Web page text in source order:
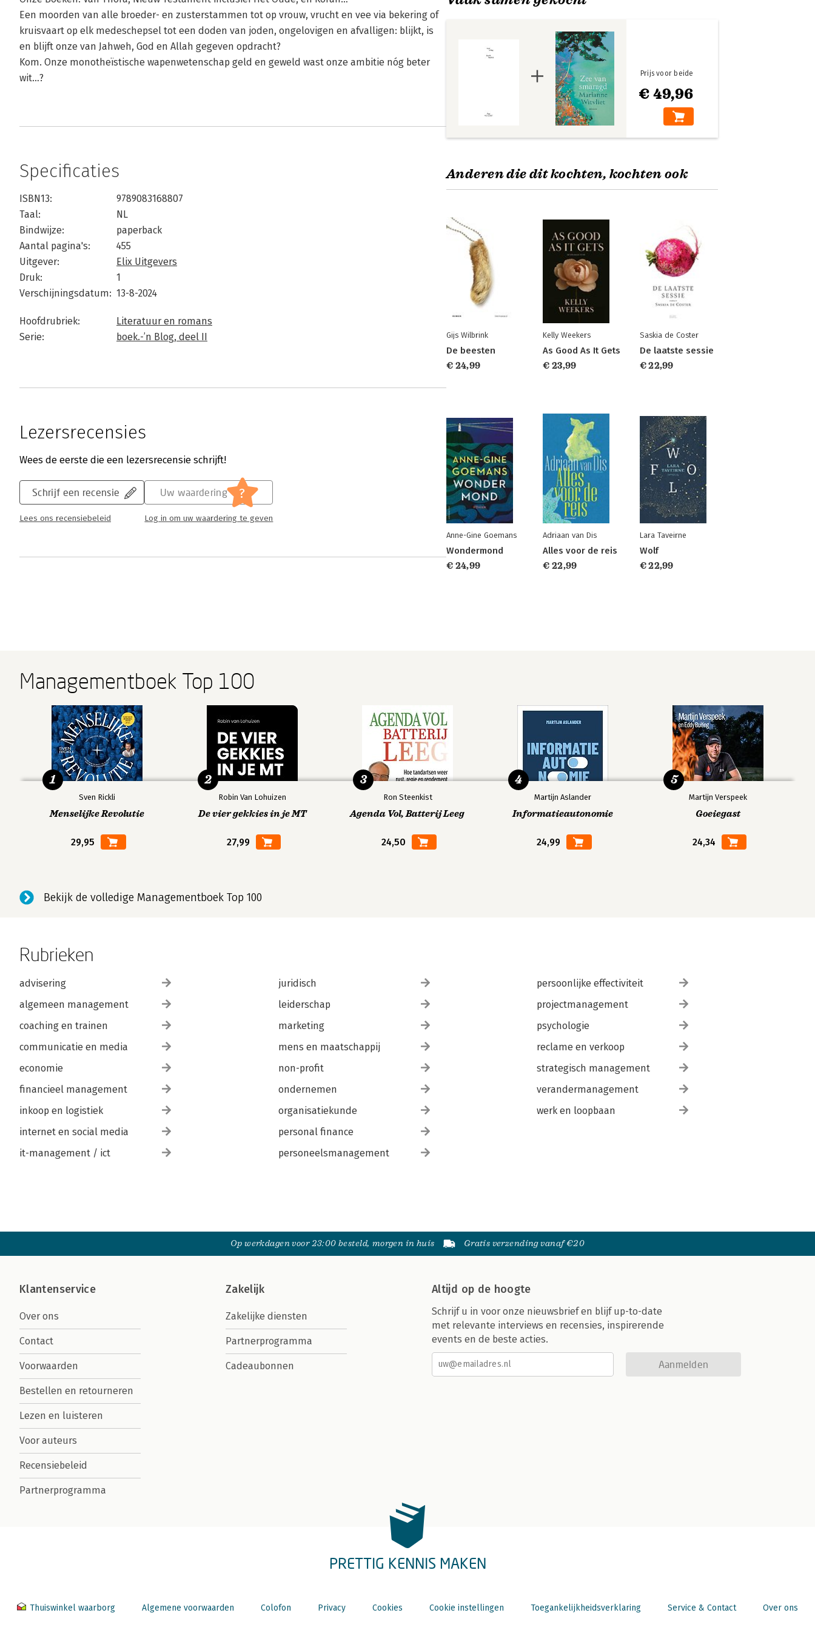
Een moorden van alle broeder- en zusterstammen tot op vrouw, vrucht en vee via bekering of
kruisvaart op elk medeschepsel tot een doden van joden, ongelovigen en afvalligen: blijkt, is
en blijft onze van Jahweh, God en Allah gegeven opdracht?
Kom. Onze monotheïstische wapenwetenschap geld en geweld wast onze ambitie nóg beter
wit…?
Specificaties
ISBN13:
9789083168807
Taal:
NL
Bindwijze:
paperback
Aantal pagina's:
455
Uitgever:
Elix Uitgevers
Druk:
1
Verschijningsdatum: 13-8-2024
Hoofdrubriek:
Literatuur en romans
Serie:
boek.-’n Blog, deel II
Lezersrecensies
Wees de eerste die een lezersrecensie schrijft!
Schrijf een recensie
Lees ons recensiebeleid
Uw waardering ?
Log in om uw waardering te geven
€ 49,96
Prijs voor beide
Anderen die dit kochten, kochten ook
Gijs Wilbrink
De beesten
€ 24,99
Kelly Weekers
As Good As It Gets
€ 23,99
Saskia de Coster
De laatste sessie
€ 22,99
Anne-Gine Goemans
Wondermond
€ 24,99
Adriaan van Dis
Alles voor de reis
€ 22,99
Lara Taveirne
Wolf
€ 22,99
Managementboek Top 100
Sven Rickli
Menselijke Revolutie
29,95
1
Robin Van Lohuizen
De vier gekkies in je MT
27,99
2
Ron Steenkist
Agenda Vol, Batterij Leeg
24,50
3
Martijn Aslander
Informatieautonomie
24,99
4
Martijn Verspeek
Goeiegast
24,34
5
Bekijk de volledige Managementboek Top 100
Rubrieken
advisering
algemeen management
coaching en trainen
communicatie en media
economie
financieel management
inkoop en logistiek
internet en social media
it-management / ict
juridisch
leiderschap
marketing
mens en maatschappij
non-profit
ondernemen
organisatiekunde
personal finance
personeelsmanagement
persoonlijke effectiviteit
projectmanagement
psychologie
reclame en verkoop
strategisch management
verandermanagement
werk en loopbaan
Op werkdagen voor 23:00 besteld, morgen in huis Gratis verzending vanaf €20
Klantenservice
Over ons
Contact
Voorwaarden
Bestellen en retourneren
Lezen en luisteren
Voor auteurs
Recensiebeleid
Partnerprogramma
Zakelijk
Zakelijke diensten
Partnerprogramma
Cadeaubonnen
Altijd op de hoogte
Schrijf u in voor onze nieuwsbrief en blijf up-to-date
met relevante interviews en recensies, inspirerende
events en de beste acties.
Aanmelden
PRETTIG KENNIS MAKEN
Thuiswinkel waarborg Algemene voorwaarden Colofon Privacy Cookies Cookie instellingen Toegankelijkheidsverklaring Service & Contact Over ons